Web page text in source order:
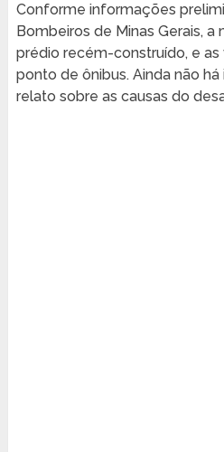
Conforme informações
Bombeiros de Minas Gerais, a
prédio recém-construído, e
ponto de ônibus. Ainda não
relato sobre as causas do